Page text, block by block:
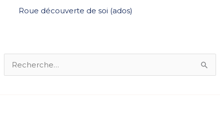
Roue découverte de soi (ados)